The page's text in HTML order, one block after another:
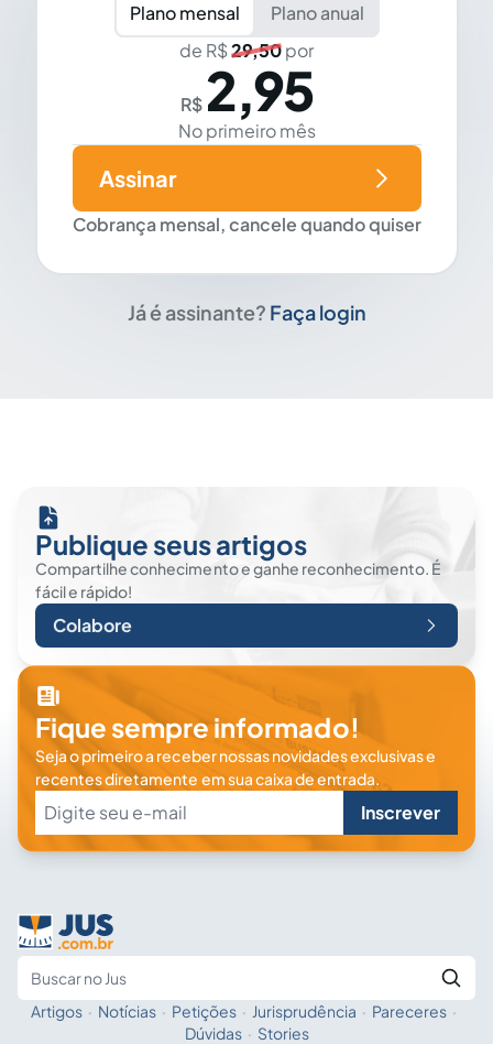
Plano mensal
Plano anual
de R$29,50por
R$ 2,95
No primeiro mês
Cobrança mensal, cancele quando quiser
Assinar
Já é assinante? Faça login
Publique seus artigos
Compartilhe conhecimento e ganhe reconhecimento. É
fácil e rápido!
Colabore
Fique sempre informado!
Seja o primeiro a receber nossas novidades exclusivas e
recentes diretamente em sua caixa de entrada.
Inscrever
Fale com a IA
Artigos · Notícias · Petições · Jurisprudência · Pareceres ·
Dúvidas · Stories